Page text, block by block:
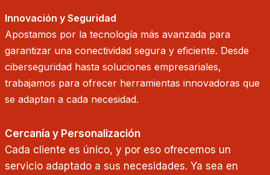
Innovación y Seguridad
Apostamos por la tecnología más avanzada para
garantizar una conectividad segura y eficiente. Desde
ciberseguridad hasta soluciones empresariales,
trabajamos para ofrecer herramientas innovadoras que
se adaptan a cada necesidad.
Cercanía y Personalización
Cada cliente es único, y por eso ofrecemos un
servicio adaptado a sus necesidades. Ya sea en